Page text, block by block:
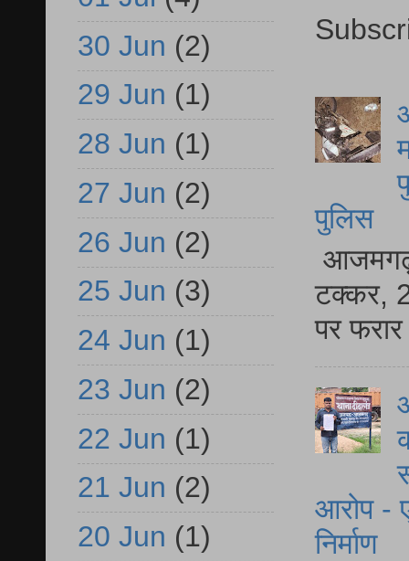
पुलिस
आजमगढ़
टक्कर,
पर
आरोप -
निर्माण
30 Jun (2)
29 Jun (1)
28 Jun (1)
27 Jun (2)
26 Jun (2)
25 Jun (3)
24 Jun (1)
23 Jun (2)
22 Jun (1)
21 Jun (2)
20 Jun (1)